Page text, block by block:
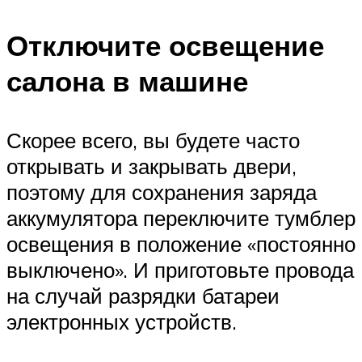
Отключите освещение
салона в машине
Скорее всего, вы будете часто
открывать и закрывать двери,
поэтому для сохранения заряда
аккумулятора переключите тумблер
освещения в положение «постоянно
выключено». И приготовьте провода
на случай разрядки батареи
электронных устройств.